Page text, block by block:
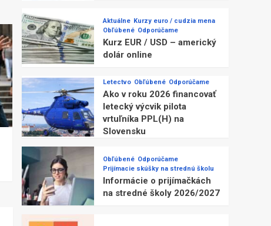
Aktuálne Kurzy euro / cudzia mena
Obľúbené Odporúčame
Kurz EUR / USD – americký
dolár online
Letectvo Obľúbené Odporúčame
Ako v roku 2026 financovať
letecký výcvik pilota
vrtuľníka PPL(H) na
Slovensku
Obľúbené Odporúčame
Prijímacie skúšky na strednú školu
Informácie o prijímačkách
na stredné školy 2026/2027